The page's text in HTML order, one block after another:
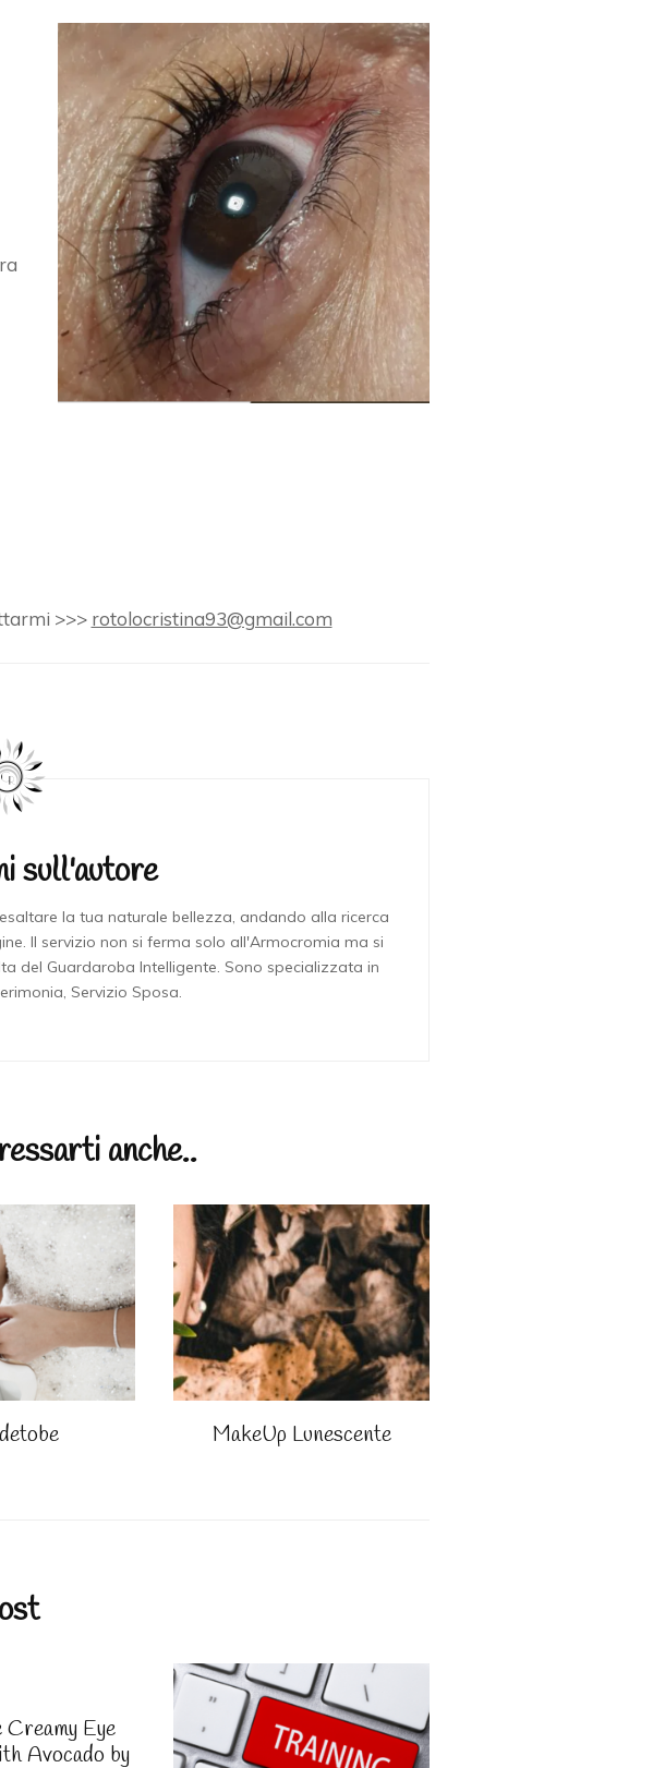
>>> rotolocristina93@gmail.com
sull'autore
la tua naturale bellezza, andando alla ricerca
Il servizio non si ferma solo all'Armocromia ma si
del Guardaroba Intelligente. Sono specializzata in
Servizio Sposa.
anche..
MakeUp Lunescente
Creamy Eye
Avocado by